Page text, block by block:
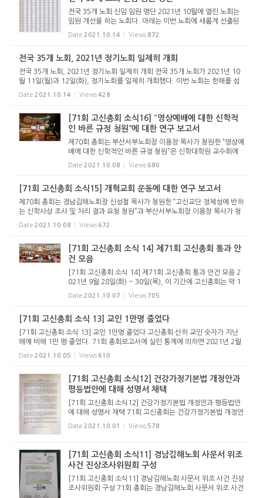
전국 35개 노회 신임 임원 명단 2021년 10월에 열린 노회는
임원 개선을 하는 노회다. 아래는 이번 노회에 새롭게 선출된
임원 명단이다. <클릭하시면 크게 보실 수 있습니다> 손재익
객원기자 (reformedjr@naver.com) < 저작권자 ⓒ 개혁정
Date 2021.10.14 Views 872
전국 35개 노회, 2021년 정기노회 일제히 개회
전국 35개 노회, 2021년 정기노회 일제히 개회 전국 35개 노회가 2021년 10
월 11일(월)과 12일(화), 정기노회를 일제히 개회했다. 이번 노회는 한해를 섬
길 임원을 개선하고 교회가 청원한 사무를 처리했다. 제9회를 맞는 서울남부노
회는 11일(월) 오후 2시 ...
Date 2021.10.14 Views428
[71회 고신총회 소식16] “영상예배에 대한 신학적
인 바른 규정 청원”에 대한 연구 보고서
제70회 총회는 부산서부노회장 이용창 목사가 청원한 “영상예
배에 대한 신학적인 바른 규정 청원”은 신학대학원 교수회에
맡겨 1년간 연구하기로 결정한 바 있다. 이에 대해 제71회 총
회는 신학위원회와 고려신학대학원 교수회가 보고한 '영...
Date 2021.10.08 Views 680
[71회 고신총회 소식15] 개혁교회 운동에 대한 연구 보고서
제70회 총회는 경남김해노회장 신성철 목사가 청원한 “고신교단 정체성에 반하
는 신학사상 조사 및 처리 결과 요청 청원”과 부산서부노회장 이용창 목사가 청
원한 “교회개혁운동에 대한 조사 및 연구 청원”은 하나로 병합하여 ①유보...
Date 2021.10.08 Views 672
[71회 고신총회 소식 14] 제71회 고신총회 통과 안
건 모음
[71회 고신총회 소식 14] 제71회 고신총회 통과 안건 모음 2
021년 9월 28일(화) ~ 30일(목), 이 기간에 고신총회는 약 1
00여건의 안건을 통과시켰다. 아래는 통과한 안건을 한데 모
았다. ● 유안건 1. 사도신경의 재번역(수정)과 해설서 발행-
Date 2021.10.07 Views 705
[71회 고신총회 소식 13] 교인 1만명 줄었다
[71회 고신총회 소식 13] 교인 1만명 줄었다 고신총회 산하 교인 숫자가 지난
해에 비해 1만 명 줄었다. 71회 총회보고서에 실린 통계에 의하면 2021년 2월
현재 고신교회에 등록된 교인은 401,538명으로 지난해 412,288명에 비해 1
0,750명이 줄었다. 고신총...
Date 2021.10.05 Views 610
[71회 고신총회 소식12] 건강가정기본법 개정안과
평등법안에 대해 성명서 채택
[71회 고신총회 소식12] 건강가정기본법 개정안과 평등법안
에 대해 성명서 채택 71회 고신총회는 건강가정기본법 개정안
과 평등법안에 대해 아래와 같이 성명서를 채택했다. 서울서부
노회 오세택 목사는 지금 본회에서 성명서를 나눠주면서 채택
Date 2021.10.01 Views 578
[71회 고신총회 소식11] 경남김해노회 사문서 위조
사건 진상조사위원회 구성
[71회 고신총회 소식11] 경남김해노회 사문서 위조 사건 진상
조사위원회 구성 71회 총회는 경남김해노회 사문서 위조 사건